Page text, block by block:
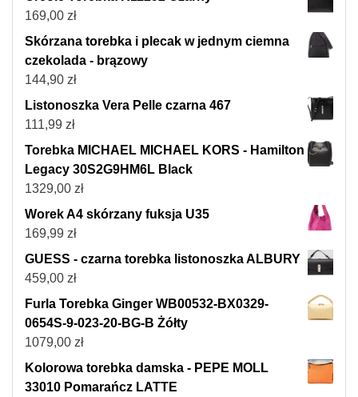
169,00 zł
Skórzana torebka i plecak w jednym ciemna
czekolada - brązowy
144,90 zł
Listonoszka Vera Pelle czarna 467
111,99 zł
Torebka MICHAEL MICHAEL KORS - Hamilton
Legacy 30S2G9HM6L Black
1329,00 zł
Worek A4 skórzany fuksja U35
169,99 zł
GUESS - czarna torebka listonoszka ALBURY
459,00 zł
Furla Torebka Ginger WB00532-BX0329-
0654S-9-023-20-BG-B Żółty
1079,00 zł
Kolorowa torebka damska - PEPE MOLL
33010 Pomarańcz LATTE